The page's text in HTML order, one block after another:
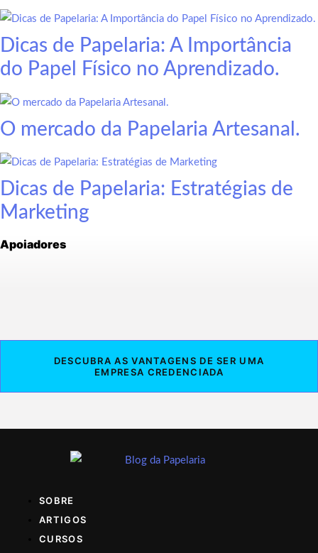
Dicas de Papelaria: A Importância
do Papel Físico no Aprendizado.
O mercado da Papelaria Artesanal.
Dicas de Papelaria: Estratégias de
Marketing
Apoiadores
DESCUBRA AS VANTAGENS DE SER UMA
EMPRESA CREDENCIADA
SOBRE
ARTIGOS
CURSOS